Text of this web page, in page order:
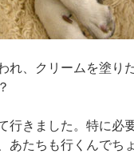
れ、クリームを塗り
行きました。特に必
あたちも行くんでち